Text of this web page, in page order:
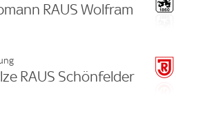
RAUS Wolfram
RAUS Schönfelder